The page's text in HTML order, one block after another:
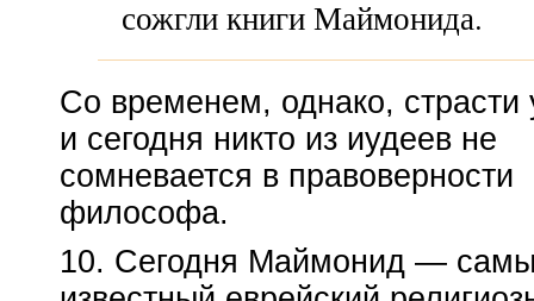
сожгли книги Маймонида.
Со временем, однако, страсти
и сегодня никто из иудеев не
сомневается в правоверности
философа.
10. Сегодня Маймонид —